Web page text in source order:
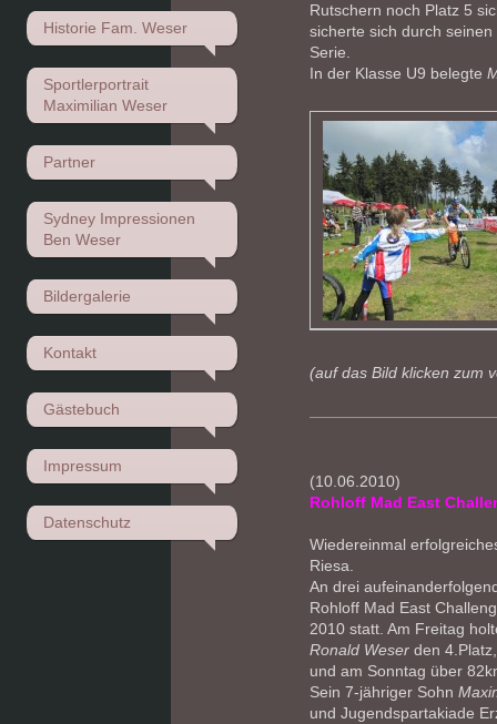
Historie Fam. Weser
Sportlerportrait
Maximilian Weser
Partner
Sydney Impressionen
Ben Weser
Bildergalerie
Kontakt
Gästebuch
Impressum
Datenschutz
Rutschern noch Platz 5
sicherte sich durch
Serie.
In der Klasse U9 belegte
(auf das Bild klicken zum
(10.06.2010)
Rohloff Mad East
Wiedereinmal
Riesa.
An drei
Rohloff Mad East
2010 statt. Am Freitag
Ronald Weser den
und am Sonntag über
Sein 7-jähriger Sohn
und Jugendspartakiade